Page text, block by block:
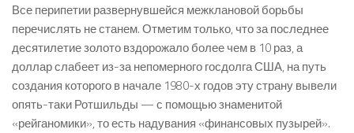
Все перипетии развернувшейся межклановой борьбы
перечислять не станем. Отметим только, что за последнее
десятилетие золото вздорожало более чем в 10 раз, а
доллар слабеет из-за непомерного госдолга США, на путь
создания которого в начале 1980-х годов эту страну вывели
опять-таки Ротшильды — с помощью знаменитой
«рейганомики», то есть надувания «финансовых пузырей».